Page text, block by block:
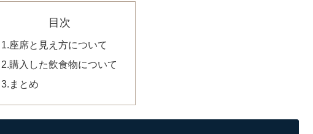
目次
1.座席と見え方について
2.購入した飲食物について
3.まとめ